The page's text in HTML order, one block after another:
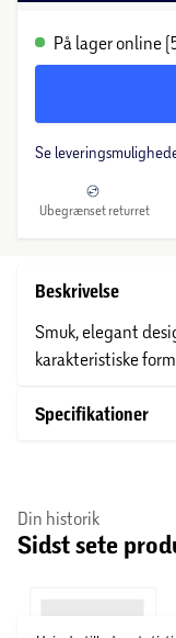
På lager online
Se
Ubegrænset returret
Beskrivelse
Smuk, elegant
karakteristiske
Specifikationer
Din historik
Sidst sete